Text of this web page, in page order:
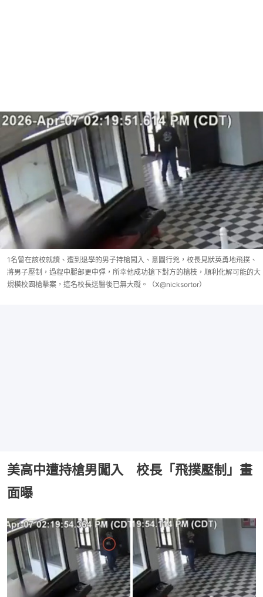
1名曾在該校就讀、遭到退學的男子持槍闖入、意圖行兇，校長見狀英勇地飛撲、
將男子壓制，過程中腿部更中彈，所幸他成功搶下對方的槍枝，順利化解可能的大
規模校園槍擊案，這名校長送醫後已無大礙。（X@nicksortor）
美高中遭持槍男闖入 校長「飛撲壓制」畫
面曝